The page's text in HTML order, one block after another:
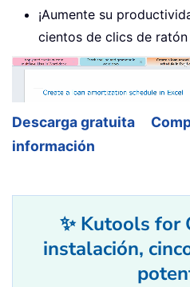
¡Aumente su
cientos de clics de
Descarga gratuita
información
✨ Kutools for
instalación,